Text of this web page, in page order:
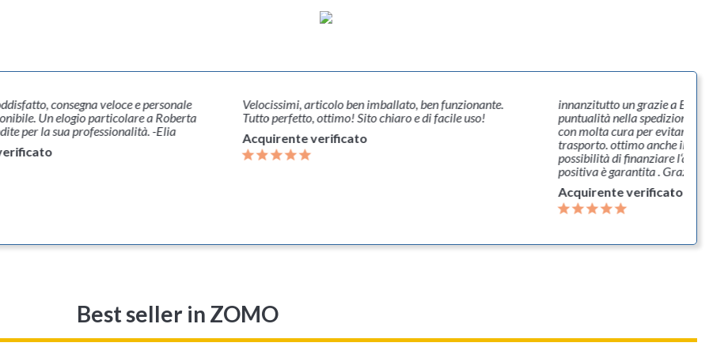
consegna veloce e personale
Un elogio particolare a Roberta
per la sua professionalità. -Elia
Velocissimi, articolo ben imballato, ben funzionante.
Tutto perfetto, ottimo! Sito chiaro e di facile uso!
Acquirente verificato
innanzitutto un grazie a
puntualità nella spedizione.
con molta cura per evitare
trasporto. ottimo anche il
possibilità di finanziare
positiva è garantita . Grazie
Acquirente verificato
Best seller in ZOMO